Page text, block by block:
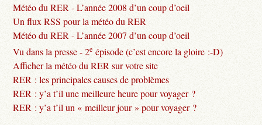
Météo du RER - L’année 2008 d’un coup d’oeil
Un flux RSS pour la météo du RER
Météo du RER - L’année 2007 d’un coup d’oeil
Vu dans la presse - 2e épisode (c’est encore la gloire :-D)
Afficher la météo du RER sur votre site
RER : les principales causes de problèmes
RER : y’a t’il une meilleure heure pour voyager ?
RER : y’a t’il un « meilleur jour » pour voyager ?